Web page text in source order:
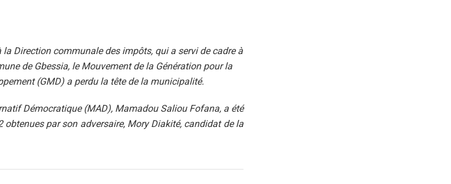
la Direction communale des impôts, qui a servi de cadre à
de Gbessia, le Mouvement de la Génération pour la
(GMD) a perdu la tête de la municipalité.
Démocratique (MAD), Mamadou Saliou Fofana, a été
obtenues par son adversaire, Mory Diakité, candidat de la